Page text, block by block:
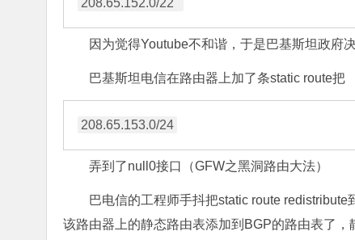
因为觉得Youtube不和谐，于是巴基斯坦政府
巴基斯坦电信在路由器上加了条static route把
弄到了null0接口（GFW之黑洞路由大法）
巴电信的工程师手抖把static route
该路由器上的静态路由表添加到BGP的路由表了，